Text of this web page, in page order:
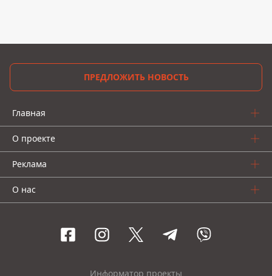
ПРЕДЛОЖИТЬ НОВОСТЬ
Главная
О проекте
Реклама
О нас
Информатор проекты